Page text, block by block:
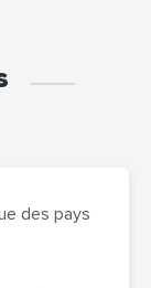
des pays